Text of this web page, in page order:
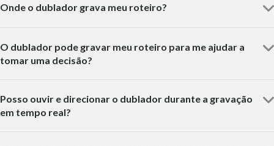
Onde o dublador grava meu roteiro?
O dublador pode gravar meu roteiro para me ajudar a
tomar uma decisão?
Posso ouvir e direcionar o dublador durante a gravação
em tempo real?